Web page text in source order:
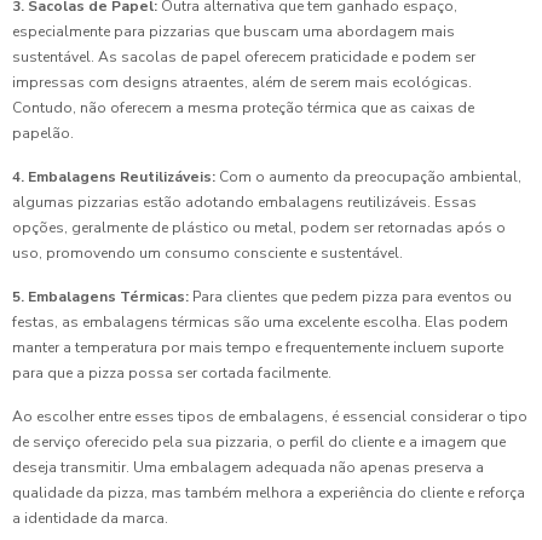
3. Sacolas de Papel: Outra alternativa que tem ganhado espaço,
especialmente para pizzarias que buscam uma abordagem mais
sustentável. As sacolas de papel oferecem praticidade e podem ser
impressas com designs atraentes, além de serem mais ecológicas.
Contudo, não oferecem a mesma proteção térmica que as caixas de
papelão.
4. Embalagens Reutilizáveis: Com o aumento da preocupação ambiental,
algumas pizzarias estão adotando embalagens reutilizáveis. Essas
opções, geralmente de plástico ou metal, podem ser retornadas após o
uso, promovendo um consumo consciente e sustentável.
5. Embalagens Térmicas: Para clientes que pedem pizza para eventos ou
festas, as embalagens térmicas são uma excelente escolha. Elas podem
manter a temperatura por mais tempo e frequentemente incluem suporte
para que a pizza possa ser cortada facilmente.
Ao escolher entre esses tipos de embalagens, é essencial considerar o tipo
de serviço oferecido pela sua pizzaria, o perfil do cliente e a imagem que
deseja transmitir. Uma embalagem adequada não apenas preserva a
qualidade da pizza, mas também melhora a experiência do cliente e reforça
a identidade da marca.